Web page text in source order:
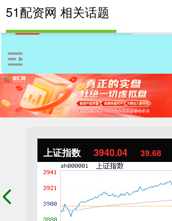
上证指数 3940.04 39.68
51配资网 相关话题